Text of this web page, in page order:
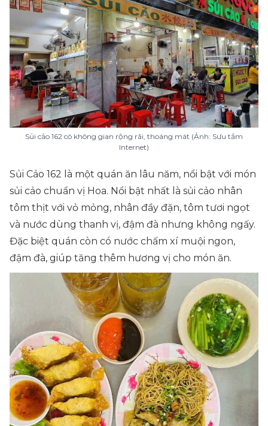
Sủi cảo 162 có không gian rộng rãi, thoáng mát (Ảnh: Sưu tầm
Internet)
Sủi Cảo 162 là một quán ăn lâu năm, nổi bật với món
sủi cảo chuẩn vị Hoa. Nổi bật nhất là sủi cảo nhân
tôm thịt với vỏ mỏng, nhân đầy đặn, tôm tươi ngọt
và nước dùng thanh vị, đậm đà nhưng không ngấy.
Đặc biệt quán còn có nước chấm xí muội ngon,
đậm đà, giúp tăng thêm hương vị cho món ăn.